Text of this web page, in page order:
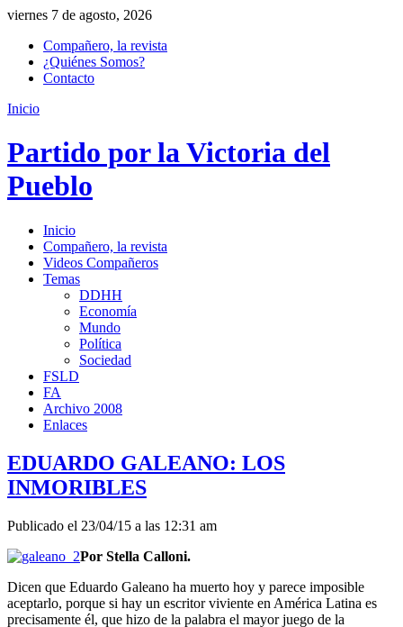
viernes 7 de agosto, 2026
Compañero, la revista
¿Quiénes Somos?
Contacto
Inicio
Partido por la Victoria del
Pueblo
Inicio
Compañero, la revista
Videos Compañeros
Temas
DDHH
Economía
Mundo
Política
Sociedad
FSLD
FA
Archivo 2008
Enlaces
EDUARDO GALEANO: LOS
INMORIBLES
Publicado el 23/04/15 a las 12:31 am
Por Stella Calloni.
Dicen que Eduardo Galeano ha muerto hoy y parece imposible
aceptarlo, porque si hay un escritor viviente en América Latina es
precisamente él, que hizo de la palabra el mayor juego de la